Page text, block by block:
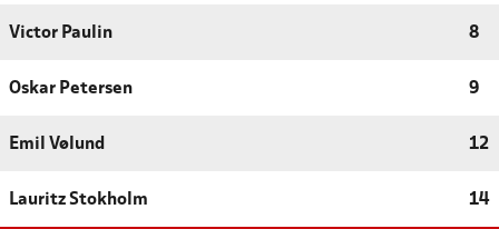
Victor Paulin 8
Oskar Petersen 9
Emil Vølund 12
Lauritz Stokholm 14